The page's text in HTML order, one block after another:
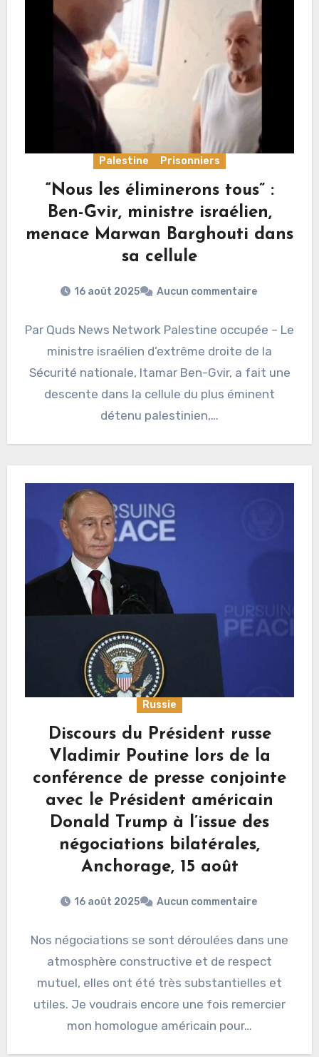
Palestine Prisonniers
“Nous les éliminerons tous” :
Ben-Gvir, ministre israélien,
menace Marwan Barghouti dans
sa cellule
16 août 2025 Aucun commentaire
Par Quds News Network Palestine occupée – Le
ministre israélien d’extrême droite de la
Sécurité nationale, Itamar Ben-Gvir, a fait une
descente dans la cellule du plus éminent
détenu palestinien,…
Russie
Discours du Président russe
Vladimir Poutine lors de la
conférence de presse conjointe
avec le Président américain
Donald Trump à l’issue des
négociations bilatérales,
Anchorage, 15 août
16 août 2025 Aucun commentaire
Nos négociations se sont déroulées dans une
atmosphère constructive et de respect
mutuel, elles ont été très substantielles et
utiles. Je voudrais encore une fois remercier
mon homologue américain pour…